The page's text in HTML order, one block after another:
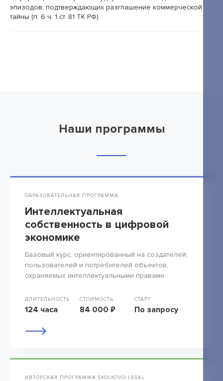
эпизодов, подтверждающих разглашение коммерческой
тайны (п. 6 ч. 1 ст. 81 ТК РФ)
Наши программы
ОБРАЗОВАТЕЛЬНАЯ ПРОГРАММА
Интеллектуальная
собственность в цифровой
экономике
Базовый курс, ориентированный на создателей,
пользователей и потребителей объектов,
охраняемых интеллектуальными правами.
ДЛИТЕЛЬНОСТЬ
124 часа
СТОИМОСТЬ
84 000 ₽
СТАРТ
По запросу
АВТОРСКАЯ ПРОГРАММА SKOLKOVO LEGAL